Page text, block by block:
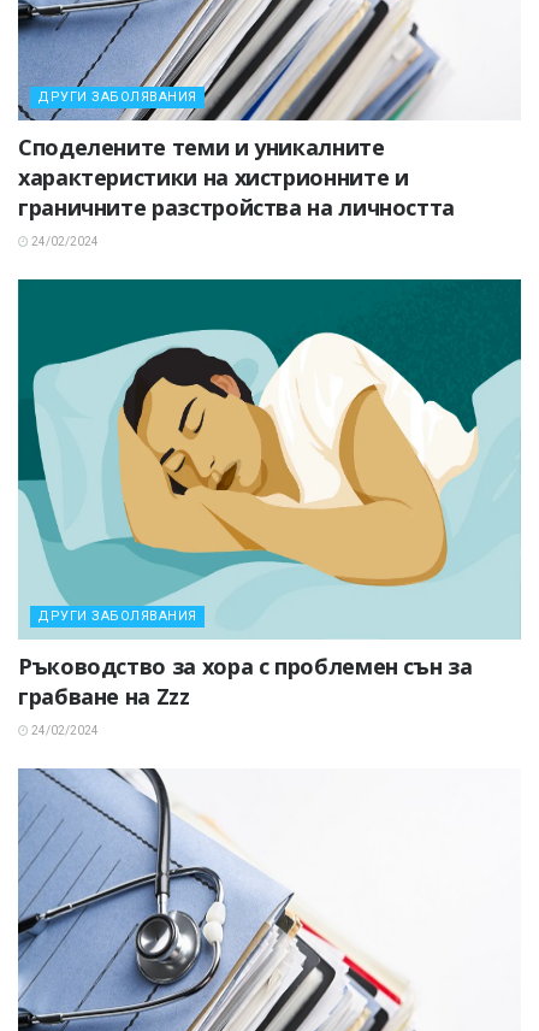
ДРУГИ ЗАБОЛЯВАНИЯ
Споделените теми и уникалните
характеристики на хистрионните и
граничните разстройства на личността
24/02/2024
ДРУГИ ЗАБОЛЯВАНИЯ
Ръководство за хора с проблемен сън за
грабване на Zzz
24/02/2024